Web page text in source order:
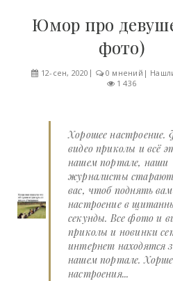
Юмор про
фото)
12-сен, 2020 0 мнений |
1 436
Хорошее настроение.
видео приколы и всё
нашем портале, наши
журналисты
вас, чтоб поднять вам
настроение в
секунды. Все фото и
приколы и новинки
интернет находятся
нашем портале.
настроения...